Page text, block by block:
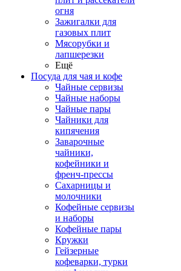
огня
Зажигалки для
газовых плит
Мясорубки и
лапшерезки
Ещё
Посуда для чая и кофе
Чайные сервизы
Чайные наборы
Чайные пары
Чайники для
кипячения
Заварочные
чайники,
кофейники и
френч-прессы
Сахарницы и
молочники
Кофейные сервизы
и наборы
Кофейные пары
Кружки
Гейзерные
кофеварки, турки